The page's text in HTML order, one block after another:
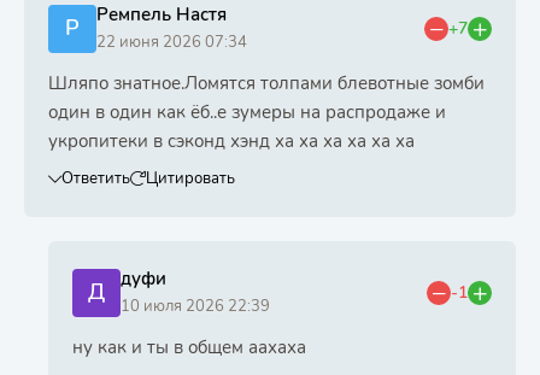
Р Ремпель Настя
22 июня 2026 07:34
+7
Шляпо знатное.Ломятся толпами блевотные зомби
один в один как ёб..е зумеры на распродаже и
укропитеки в сэконд хэнд ха ха ха ха ха ха
Ответить Цитировать
Д дуфи
10 июля 2026 22:39
-1
ну как и ты в общем аахаха